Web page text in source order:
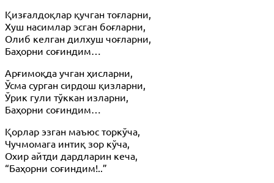
Қизғалдоқлар қучган тоғларни,
Хуш насимлар эсган боғларни,
Олиб келган дилхуш чоғларни,
Баҳорни соғиндим…
Арғимоқда учган ҳисларни,
Ўсма сурган сирдош қизларни,
Ўрик гули тўккан изларни,
Баҳорни соғиндим…
Қорлар эзган маъюс торкўча,
Чучмомага интиқ зор кўча,
Охир айтди дардларин кеча,
“Баҳорни соғиндим!..”